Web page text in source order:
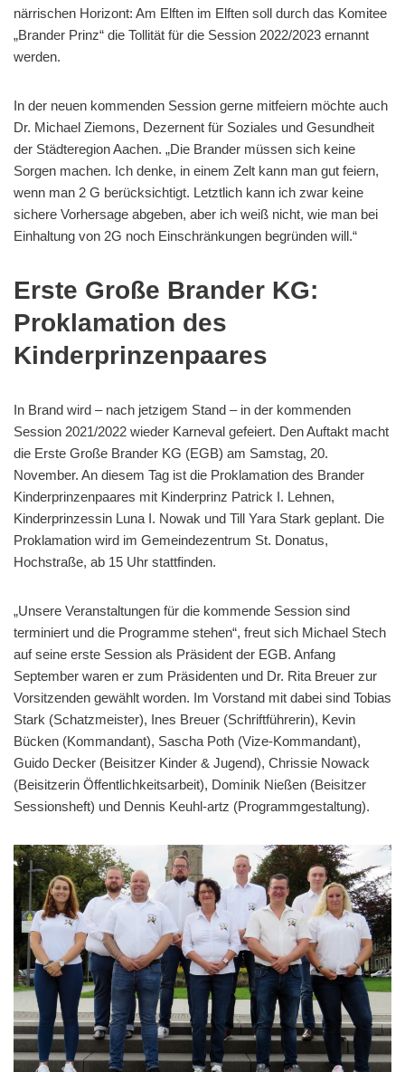
närrischen Horizont: Am Elften im Elften soll durch das Komitee
„Brander Prinz“ die Tollität für die Session 2022/2023 ernannt
werden.
In der neuen kommenden Session gerne mitfeiern möchte auch
Dr. Michael Ziemons, Dezernent für Soziales und Gesundheit
der Städteregion Aachen. „Die Brander müssen sich keine
Sorgen machen. Ich denke, in einem Zelt kann man gut feiern,
wenn man 2 G berücksichtigt. Letztlich kann ich zwar keine
sichere Vorhersage abgeben, aber ich weiß nicht, wie man bei
Einhaltung von 2G noch Einschränkungen begründen will.“
Erste Große Brander KG:
Proklamation des
Kinderprinzenpaares
In Brand wird – nach jetzigem Stand – in der kommenden
Session 2021/2022 wieder Karneval gefeiert. Den Auftakt macht
die Erste Große Brander KG (EGB) am Samstag, 20.
November. An diesem Tag ist die Proklamation des Brander
Kinderprinzenpaares mit Kinderprinz Patrick I. Lehnen,
Kinderprinzessin Luna I. Nowak und Till Yara Stark geplant. Die
Proklamation wird im Gemeindezentrum St. Donatus,
Hochstraße, ab 15 Uhr stattfinden.
„Unsere Veranstaltungen für die kommende Session sind
terminiert und die Programme stehen“, freut sich Michael Stech
auf seine erste Session als Präsident der EGB. Anfang
September waren er zum Präsidenten und Dr. Rita Breuer zur
Vorsitzenden gewählt worden. Im Vorstand mit dabei sind Tobias
Stark (Schatzmeister), Ines Breuer (Schriftführerin), Kevin
Bücken (Kommandant), Sascha Poth (Vize-Kommandant),
Guido Decker (Beisitzer Kinder & Jugend), Chrissie Nowack
(Beisitzerin Öffentlichkeitsarbeit), Dominik Nießen (Beisitzer
Sessionsheft) und Dennis Keuhl-artz (Programmgestaltung).